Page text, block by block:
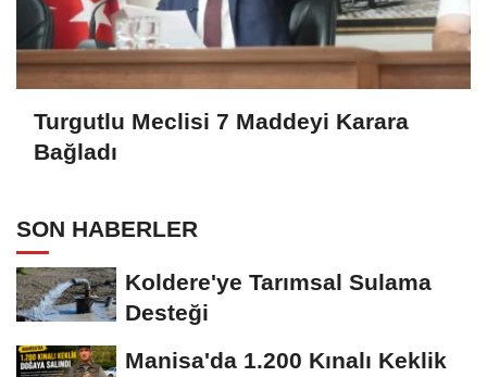
Turgutlu Meclisi 7 Maddeyi Karara
Bağladı
SON HABERLER
Koldere'ye Tarımsal Sulama
Desteği
Manisa'da 1.200 Kınalı Keklik